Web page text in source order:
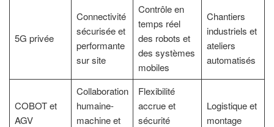
5G privée
Connectivité
sécurisée et
performante
sur site
Contrôle en
temps réel
des robots et
des systèmes
mobiles
Chantiers
industriels et
ateliers
automatisés
COBOT et
AGV
Collaboration
humaine-
machine et
Flexibilité
accrue et
sécurité
Logistique et
montage